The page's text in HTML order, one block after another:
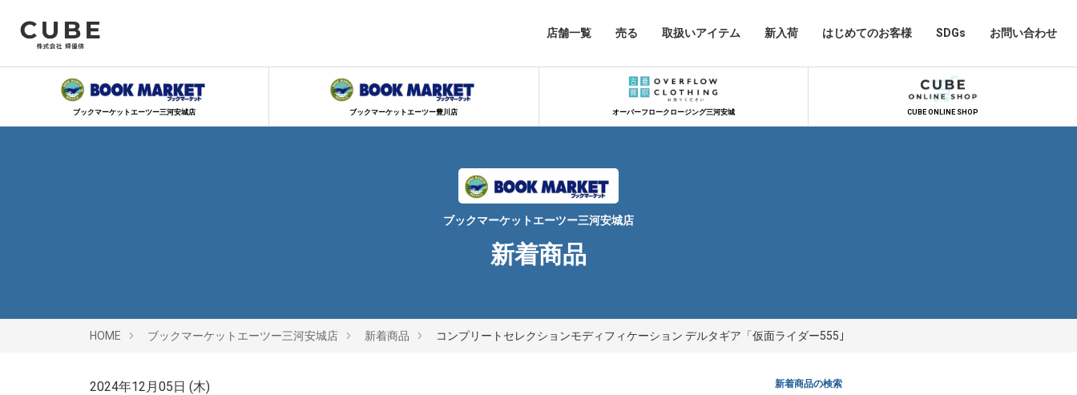
店舗一覧 売る 取扱いアイテム 新入荷 はじめてのお客様 SDGs お問い合わせ
ブックマーケットエーツー三河安城店 ブックマーケットエーツー豊川店 オーバーフロークロージング三河安城 CUBE ONLINE SHOP
ブックマーケットエーツー三河安城店
新着商品
HOME ブックマーケットエーツー三河安城店 新着商品 コンプリートセレクションモディフィケーション デルタギア「仮面ライダー555｣
2024年12月05日 (木) 新着商品の検索